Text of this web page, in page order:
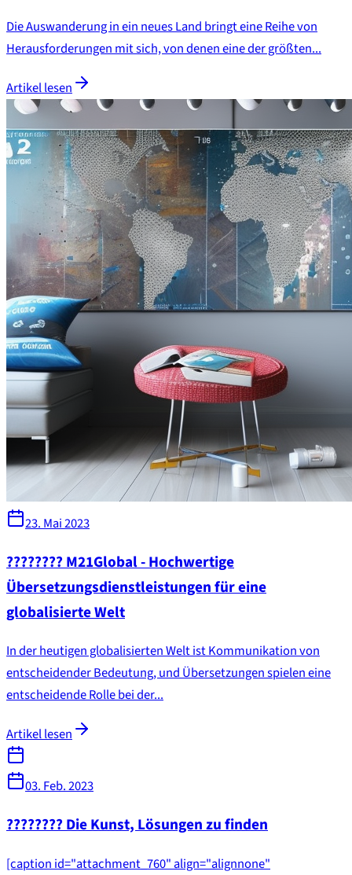
Die Auswanderung in ein neues Land bringt eine Reihe von
Herausforderungen mit sich, von denen eine der größten...
Artikel lesen
23. Mai 2023
???????? M21Global - Hochwertige
Übersetzungsdienstleistungen für eine
globalisierte Welt
In der heutigen globalisierten Welt ist Kommunikation von
entscheidender Bedeutung, und Übersetzungen spielen eine
entscheidende Rolle bei der...
Artikel lesen
03. Feb. 2023
???????? Die Kunst, Lösungen zu finden
[caption id="attachment_760" align="alignnone"